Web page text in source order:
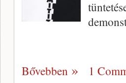
Bővebben 1